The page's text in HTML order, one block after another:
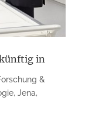
in
&
, Jena,